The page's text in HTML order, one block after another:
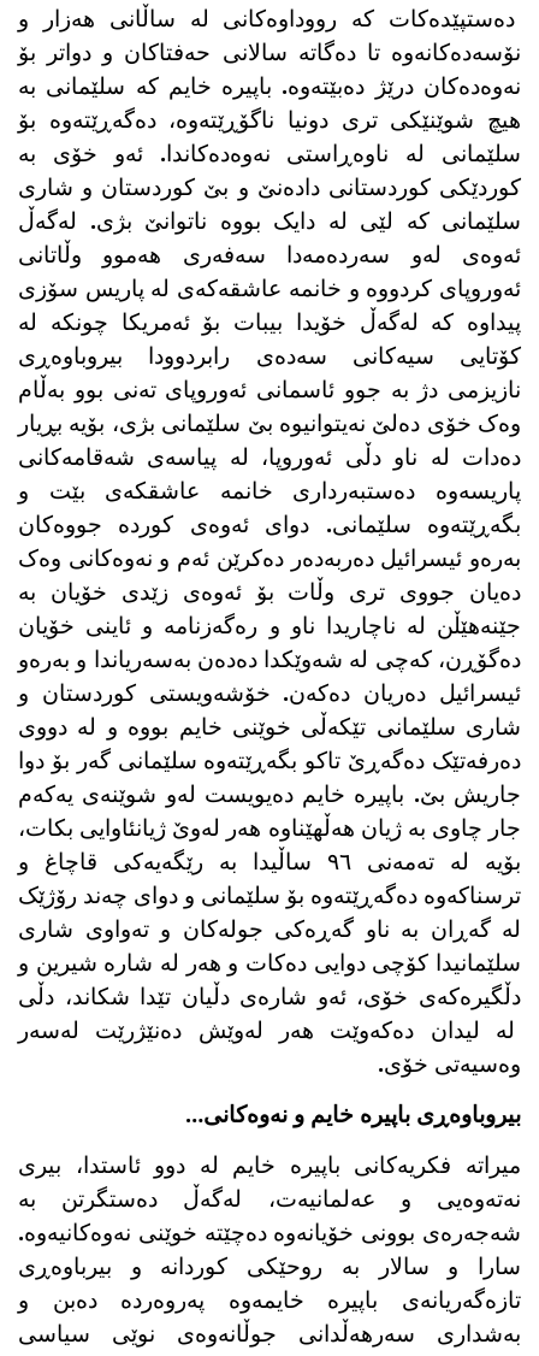
دەستپێدەکات کە رووداوەکانی لە ساڵانی هەزار و
نۆسەدەکانەوە تا دەگاتە سالانی حەفتاکان و دواتر بۆ
نەوەدەکان درێژ دەبێتەوە. باپیرە خایم کە سلێمانی بە
هیچ شوێنێکی تری دونیا ناگۆڕێتەوە، دەگەڕێتەوە بۆ
سلێمانی لە ناوەڕاستی نەوەدەکاندا. ئەو خۆی بە
کوردێکی کوردستانی دادەنێ و بێ کوردستان و شاری
سلێمانی کە لێی لە دایک بووە ناتوانێ بژی. لەگەڵ
ئەوەی لەو سەردەمەدا سەفەری هەموو وڵاتانی
ئەوروپای کردووە و خانمە عاشقەکەی لە پاریس سۆزی
پیداوە کە لەگەڵ خۆیدا بیبات بۆ ئەمریکا چونکە لە
کۆتایی سیەکانی سەدەی رابردوودا بیروباوەڕی
نازیزمی دژ بە جوو ئاسمانی ئەوروپای تەنی بوو بەڵام
وەک خۆی دەلێ نەیتوانیوە بێ سلێمانی بژی، بۆیە بڕیار
دەدات لە ناو دڵی ئەوروپا، لە پیاسەی شەقامەکانی
پاریسەوە دەستبەرداری خانمە عاشقکەی بێت و
بگەڕێتەوە سلێمانی. دوای ئەوەی کوردە جووەکان
بەرەو ئیسرائیل دەربەدەر دەکرێن ئەم و نەوەکانی وەک
دەیان جووی تری وڵات بۆ ئەوەی زێدی خۆیان بە
جێنەهێڵن لە ناچاریدا ناو و رەگەزنامە و ئاینی خۆیان
دەگۆڕن، کەچی لە شەوێکدا دەدەن بەسەریاندا و بەرەو
ئیسرائیل دەریان دەکەن. خۆشەویستی کوردستان و
شاری سلێمانی تێکەڵی خوێنی خایم بووە و لە دووی
دەرفەتێک دەگەڕێ تاکو بگەڕێتەوە سلێمانی گەر بۆ دوا
جاریش بێ. باپیرە خایم دەیویست لەو شوێنەی یەکەم
جار چاوی بە ژیان هەڵهێناوە هەر لەوێ ژیانئاوایی بکات،
بۆیە لە تەمەنی ٩٦ ساڵیدا بە رێگەیەکی قاچاغ و
ترسناکەوە دەگەڕێتەوە بۆ سلێمانی و دوای چەند رۆژێک
لە گەڕان بە ناو گەڕەکی جولەکان و تەواوی شاری
سلێمانیدا کۆچی دوایی دەکات و هەر لە شارە شیرین و
دڵگیرەکەی خۆی، ئەو شارەی دڵیان تێدا شکاند، دڵی
لە لیدان دەکەوێت هەر لەوێش دەنێژرێت لەسەر
وەسیەتی خۆی.
بیروباوەڕی باپیرە خایم و نەوەکانی…
میراتە فکریەکانی باپیرە خایم لە دوو ئاستدا، بیری
نەتەوەیی و عەلمانیەت، لەگەڵ دەستگرتن بە
شەجەرەی بوونی خۆیانەوە دەچێتە خوێنی نەوەکانیەوە.
سارا و سالار بە روحێکی کوردانە و بیرباوەڕی
تازەگەریانەی باپیرە خایمەوە پەروەردە دەبن و
بەشداری سەرهەڵدانی جوڵانەوەی نوێی سیاسی